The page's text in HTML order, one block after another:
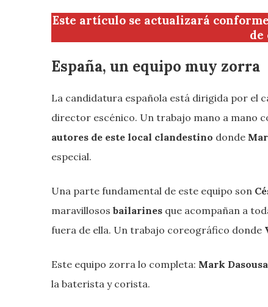
Este artículo se actualizará
de
España, un equipo muy zorra
La candidatura española está dirigida por el
director escénico. Un trabajo mano a mano
autores de este local clandestino donde
especial.
Una parte fundamental de este equipo son
maravillosos bailarines que acompañan a
fuera de ella. Un trabajo coreográfico donde
Este equipo zorra lo completa: Mark
la baterista y corista.